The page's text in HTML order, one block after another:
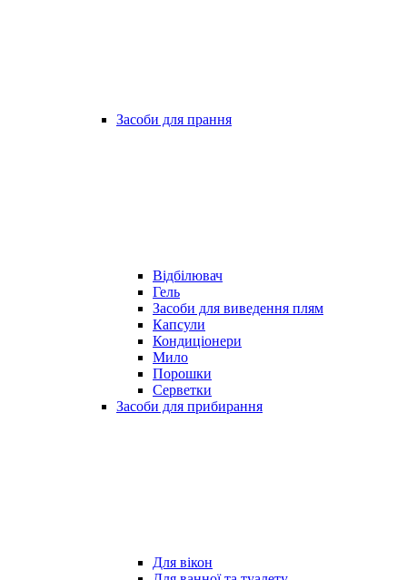
Засоби для прання
Відбілювач
Гель
Засоби для виведення плям
Капсули
Кондиціонери
Мило
Порошки
Серветки
Засоби для прибирання
Для вікон